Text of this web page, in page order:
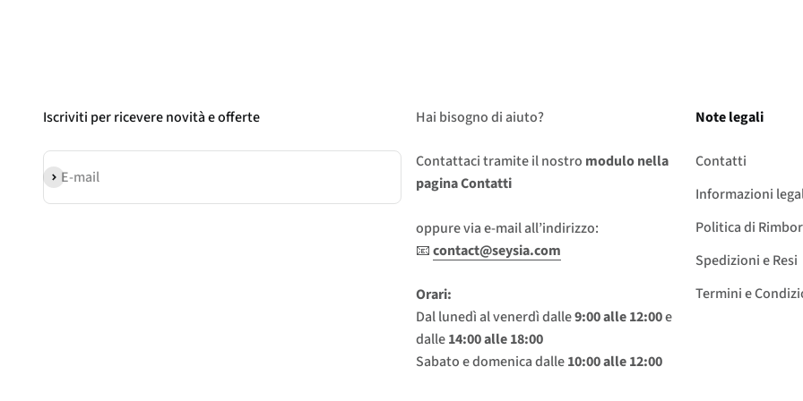
Iscriviti per ricevere novità e offerte
E-mail
Iscriviti alla newsletter
Hai bisogno di aiuto?
Contattaci tramite il nostro modulo nella
pagina Contatti
oppure via e-mail all’indirizzo:
📧contact@seysia.com
Orari:
Dal lunedì al venerdì dalle9:00 alle 12:00e
dalle14:00 alle 18:00
Sabato e domenica dalle10:00 alle 12:00
Note legali
Contatti
Informazioni
Politica di
Spedizioni e Resi
Termini e